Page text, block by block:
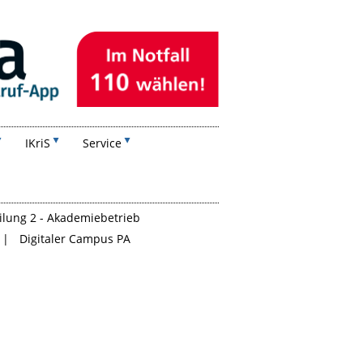
IKriS Service
2 - Akademiebetrieb
Digitaler Campus PA